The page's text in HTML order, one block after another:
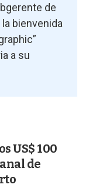
de
bienvenida
a su
US$ 100
de